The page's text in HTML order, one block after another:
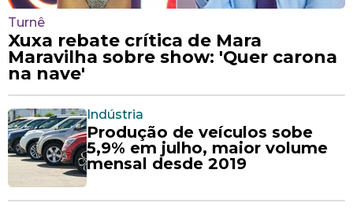
Turnê
Xuxa rebate crítica de Mara
Maravilha sobre show: 'Quer carona
na nave'
Indústria
Produção de veículos sobe
5,9% em julho, maior volume
mensal desde 2019